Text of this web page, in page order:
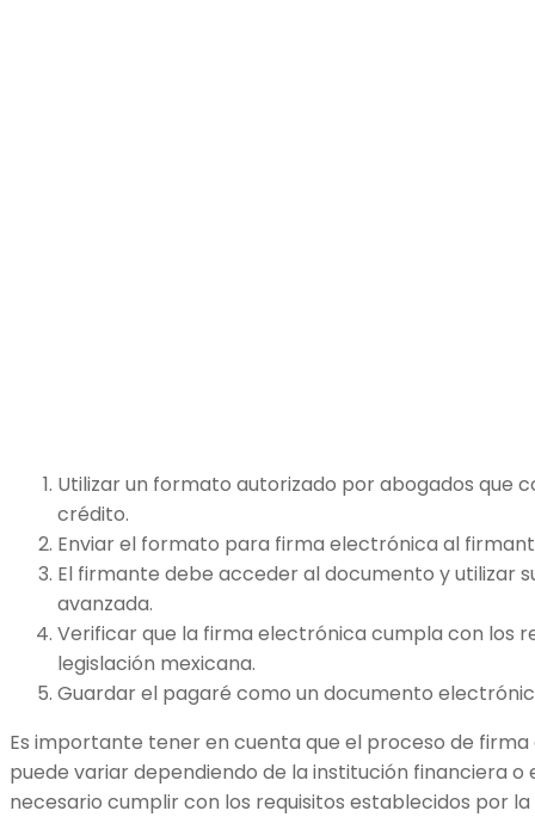
Utilizar un formato autorizado por abogados que
crédito.
Enviar el formato para firma electrónica al
El firmante debe acceder al documento y utilizar
avanzada.
Verificar que la firma electrónica cumpla con los
legislación mexicana.
Guardar el pagaré como un documento
Es importante tener en cuenta que el proceso de
puede variar dependiendo de la institución financiera o
necesario cumplir con los requisitos establecidos por